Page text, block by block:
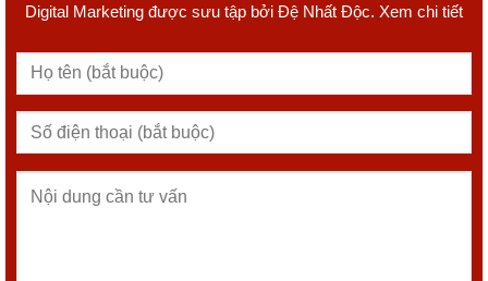
Digital Marketing được sưu tập bởi Đệ Nhất Độc. Xem chi tiết